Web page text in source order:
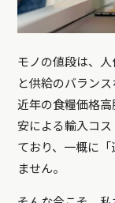
モノの値段は、
と供給のバランス
近年の食糧価格
安による輸入コ
ており、一概に
ません。